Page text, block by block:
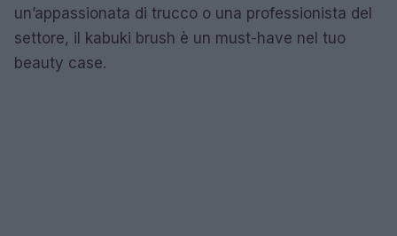
un’appassionata di trucco o una professionista del
settore, il kabuki brush è un must-have nel tuo
beauty case.